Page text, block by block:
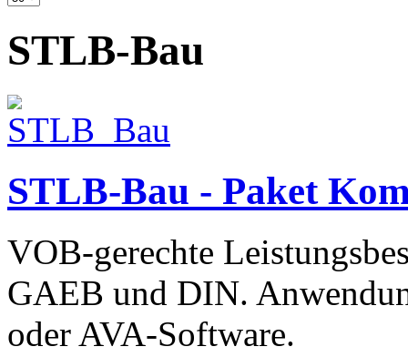
STLB-Bau
STLB-Bau - Paket
VOB-gerechte
GAEB und DIN.
oder AVA-Software.